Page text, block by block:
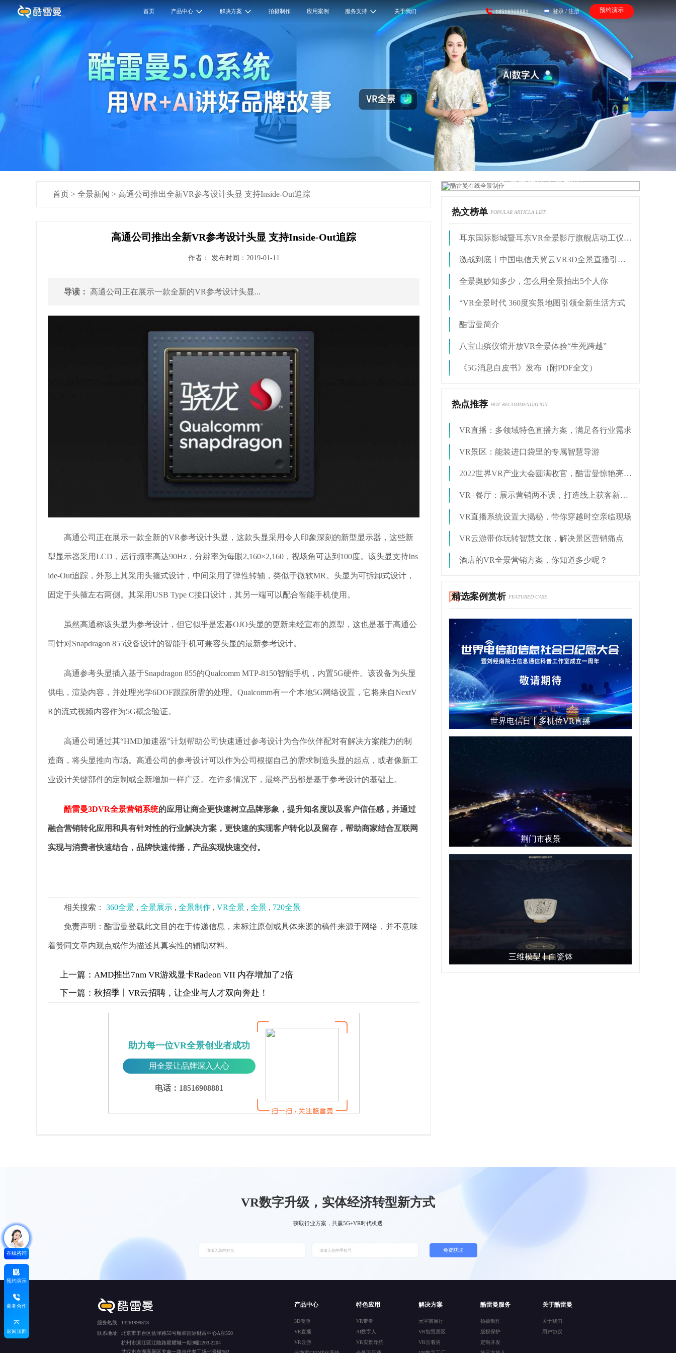
首页 产品中心 解决方案 拍摄制作 应用案例 服务支持 关于我们 18516908881 登录 / 注册 预约演示
首页 > 全景新闻 > 高通公司推出全新VR参考设计头显 支持Inside-Out追踪
高通公司推出全新VR参考设计头显 支持Inside-Out追踪
作者： 发布时间：2019-01-11
导读： 高通公司正在展示一款全新的VR参考设计头显...
高通公司正在展示一款全新的VR参考设计头显，这款头显采用令人印象深刻的新型显示器，这些新
型显示器采用LCD，运行频率高达90Hz，分辨率为每眼2,160×2,160，视场角可达到100度。该头显支持Ins
ide-Out追踪，外形上其采用头箍式设计，中间采用了弹性转轴，类似于微软MR。头显为可拆卸式设计，
固定于头箍左右两侧。其采用USB Type C接口设计，其另一端可以配合智能手机使用。
虽然高通称该头显为参考设计，但它似乎是宏碁OJO头显的更新未经宣布的原型，这也是基于高通公
司针对Snapdragon 855设备设计的智能手机可兼容头显的最新参考设计。
高通参考头显插入基于Snapdragon 855的Qualcomm MTP-8150智能手机，内置5G硬件。该设备为头显
供电，渲染内容，并处理光学6DOF跟踪所需的处理。Qualcomm有一个本地5G网络设置，它将来自NextV
R的流式视频内容作为5G概念验证。
高通公司通过其“HMD加速器”计划帮助公司快速通过参考设计为合作伙伴配对有解决方案能力的制
造商，将头显推向市场。高通公司的参考设计可以作为公司根据自己的需求制造头显的起点，或者像新工
业设计关键部件的定制或全新增加一样广泛。在许多情况下，最终产品都是基于参考设计的基础上。
酷雷曼3DVR全景营销系统的应用让商企更快速树立品牌形象，提升知名度以及客户信任感，并通过
融合营销转化应用和具有针对性的行业解决方案，更快速的实现客户转化以及留存，帮助商家结合互联网
实现与消费者快速结合，品牌快速传播，产品实现快速交付。
相关搜索： 360全景 , 全景展示 , 全景制作 , VR全景 , 全景 , 720全景
免责声明：酷雷曼登载此文目的在于传递信息，未标注原创或具体来源的稿件来源于网络，并不意味
着赞同文章内观点或作为描述其真实性的辅助材料。
上一篇： AMD推出7nm VR游戏显卡Radeon VII 内存增加了2倍
下一篇： 秋招季丨VR云招聘，让企业与人才双向奔赴！
助力每一位VR全景创业者成功
用全景让品牌深入人心
电话：18516908881
酷雷曼在线全景制作
热文榜单 POPULAR ARTICLA LIST
耳东国际影城暨耳东VR全景影厅旗舰店动工仪式盛大举行
激战到底丨中国电信天翼云VR3D全景直播引燃拳击热火
全景奥妙知多少，怎么用全景拍出5个人你
“VR全景时代 360度实景地图引领全新生活方式
酷雷曼简介
八宝山殡仪馆开放VR全景体验“生死跨越”
《5G消息白皮书》发布（附PDF全文）
热点推荐 HOT RECOMMENDATION
VR直播：多领域特色直播方案，满足各行业需求
VR景区：能装进口袋里的专属智慧导游
2022世界VR产业大会圆满收官，酷雷曼惊艳亮相！
VR+餐厅：展示营销两不误，打造线上获客新方式
VR直播系统设置大揭秘，带你穿越时空亲临现场
VR云游带你玩转智慧文旅，解决景区营销痛点
酒店的VR全景营销方案，你知道多少呢？
精选案例赏析 FEATURED CASE
世界电信日丨多机位VR直播
荆门市夜景
三维模型丨白瓷钵
在线咨询
预约演示
商务合作
返回顶部
VR数字升级，实体经济转型新方式
获取行业方案，共赢5G+VR时代机遇
免费获取
服务热线:
13261999818
联系地址: 北京市丰台区益泽路55号顺和国际财富中心A座550
杭州市滨江区江陵路星耀城一期3幢2203-2204
武汉市东湖高新区关南一路当代梦工场七号楼502
产品中心
3D漫游
VR直播
VR云游
特色应用
VR带看
AI数字人
VR实景导航
解决方案
元宇宙展厅
VR智慧景区
VR云看房
酷雷曼服务
拍摄制作
版权保护
定制开发
关于酷雷曼
关于我们
用户协议